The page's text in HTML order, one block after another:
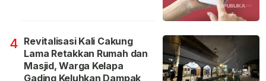
4 Revitalisasi Kali Cakung
Lama Retakkan Rumah dan
Masjid, Warga Kelapa
Gading Keluhkan Dampak